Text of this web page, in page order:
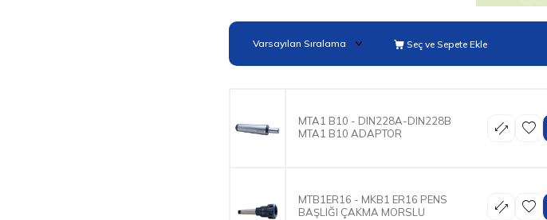
Seç ve Sepete Ekle
MTA1 B10 - DIN228A-DIN228B
MTA1 B10 ADAPTOR
MTB1ER16 - MKB1 ER16 PENS
BAŞLIĞI ÇAKMA MORSLU